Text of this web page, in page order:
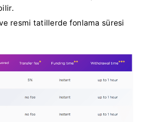
resmi tatillerde fonlama süresi